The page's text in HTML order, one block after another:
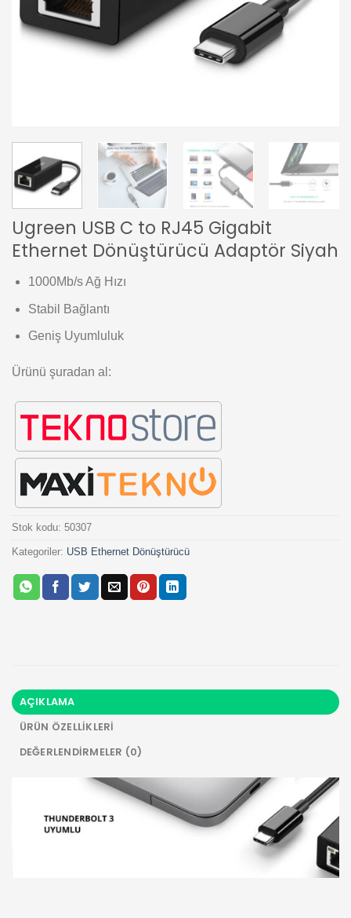
Ugreen USB C to RJ45 Gigabit
Ethernet Dönüştürücü Adaptör Siyah
1000Mb/s Ağ Hızı
Stabil Bağlantı
Geniş Uyumluluk
Ürünü şuradan al:
Stok kodu: 50307
Kategoriler: USB Ethernet Dönüştürücü
AÇIKLAMA
ÜRÜN ÖZELLIKLERI
DEĞERLENDIRMELER (0)